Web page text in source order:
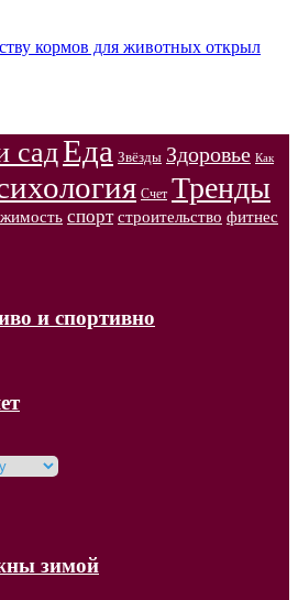
кормов для животных открыл
садЕда Звёзды Здоровье Как
Счет Тренды
спорт строительство фитнес
и спортивно
зимой